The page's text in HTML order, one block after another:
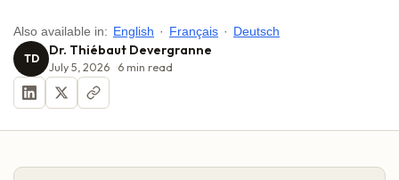
Also available in: English · Français · Deutsch
TD Dr. Thiébaut Devergranne
July 5, 2026 6 min read